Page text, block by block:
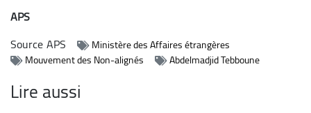
APS
SourceAPS
Ministère des Affaires étrangères
Mouvement des Non-alignés
Abdelmadjid Tebboune
Lire aussi